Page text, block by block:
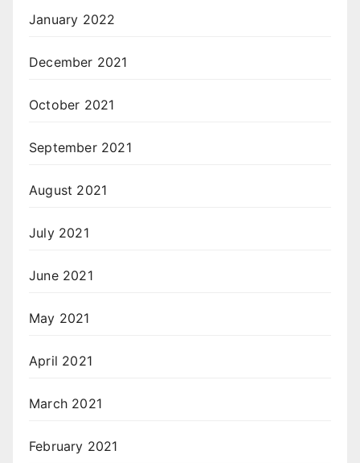
January 2022
December 2021
October 2021
September 2021
August 2021
July 2021
June 2021
May 2021
April 2021
March 2021
February 2021